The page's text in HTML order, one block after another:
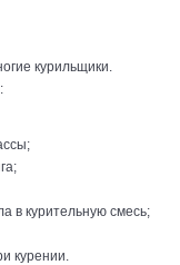
курильщики.
в курительную смесь;
курении.